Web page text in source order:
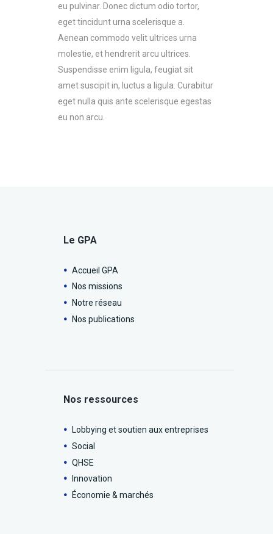
eu pulvinar. Donec dictum odio tortor,
eget tincidunt urna scelerisque a.
Aenean commodo velit ultrices urna
molestie, et hendrerit arcu ultrices.
Suspendisse enim ligula, feugiat sit
amet suscipit in, luctus a ligula. Curabitur
eget nulla quis ante scelerisque egestas
eu non arcu.
Le GPA
Accueil GPA
Nos missions
Notre réseau
Nos publications
Nos ressources
Lobbying et soutien aux entreprises
Social
QHSE
Innovation
Économie & marchés